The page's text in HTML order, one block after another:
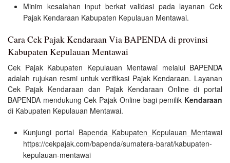
Minim kesalahan input berkat validasi pada layanan Cek
Pajak Kendaraan Kabupaten Kepulauan Mentawai.
Cara Cek Pajak Kendaraan Via BAPENDA di provinsi
Kabupaten Kepulauan Mentawai
Cek Pajak Kabupaten Kepulauan Mentawai melalui BAPENDA
adalah rujukan resmi untuk verifikasi Pajak Kendaraan. Layanan
Cek Pajak Kendaraan dan Pajak Kendaraan Online di portal
BAPENDA mendukung Cek Pajak Online bagi pemilik Kendaraan
di Kabupaten Kepulauan Mentawai.
Kunjungi portal Bapenda Kabupaten Kepulauan Mentawai
https://cekpajak.com/bapenda/sumatera-barat/kabupaten-
kepulauan-mentawai